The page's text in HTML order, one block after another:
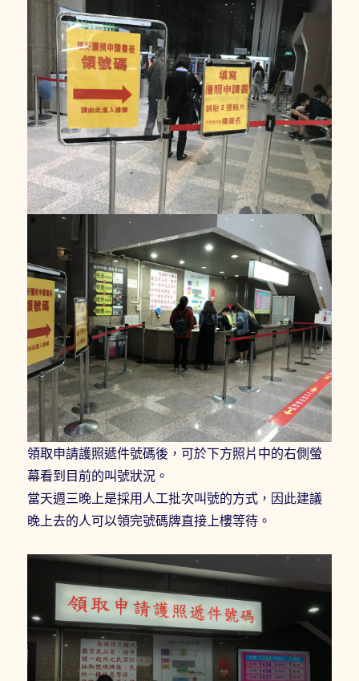
領取申請護照遞件號碼後，可於下方照片中的右側螢
幕看到目前的叫號狀況。
當天週三晚上是採用人工批次叫號的方式，因此建議
晚上去的人可以領完號碼牌直接上樓等待。